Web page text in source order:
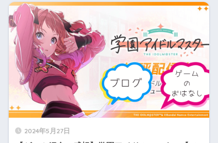
2024年5月27日